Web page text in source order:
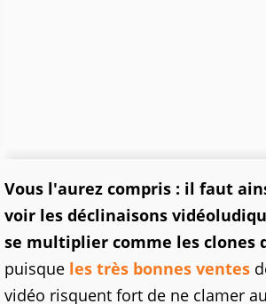
Vous l'aurez compris : il faut
voir les déclinaisons
se multiplier comme les clones
puisque les très bonnes ventes
vidéo risquent fort de ne clamer